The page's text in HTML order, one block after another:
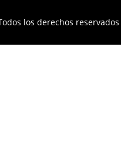
los derechos